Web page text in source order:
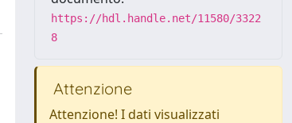
https://hdl.handle.net/11580/3322
8
Attenzione
Attenzione! I dati visualizzati